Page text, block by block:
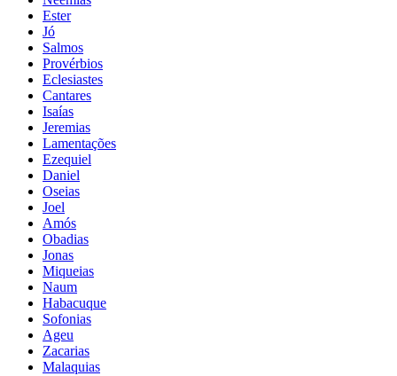
Ester
Jó
Salmos
Provérbios
Eclesiastes
Cantares
Isaías
Jeremias
Lamentações
Ezequiel
Daniel
Oseias
Joel
Amós
Obadias
Jonas
Miqueias
Naum
Habacuque
Sofonias
Ageu
Zacarias
Malaquias